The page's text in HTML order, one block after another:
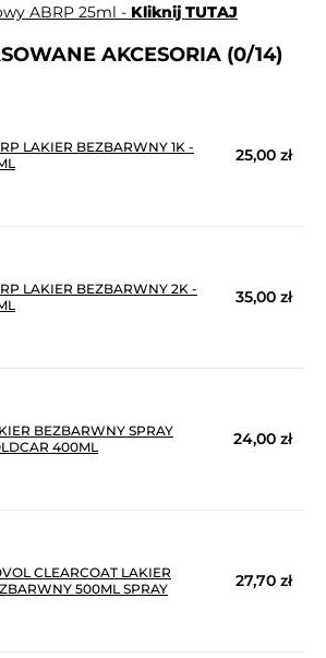
ABRP 25ml - Kliknij TUTAJ
AKCESORIA (0/14)
LAKIER BEZBARWNY 1K -
25,00 zł
LAKIER BEZBARWNY 2K -
35,00 zł
BEZBARWNY SPRAY
400ML
24,00 zł
CLEARCOAT LAKIER
500ML SPRAY
27,70 zł